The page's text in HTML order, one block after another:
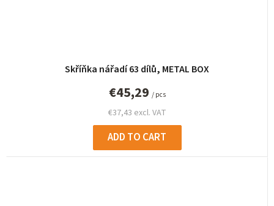
Skříňka nářadí 63 dílů, METAL BOX
€37,43 excl. VAT
€45,29 / pcs
ADD TO CART